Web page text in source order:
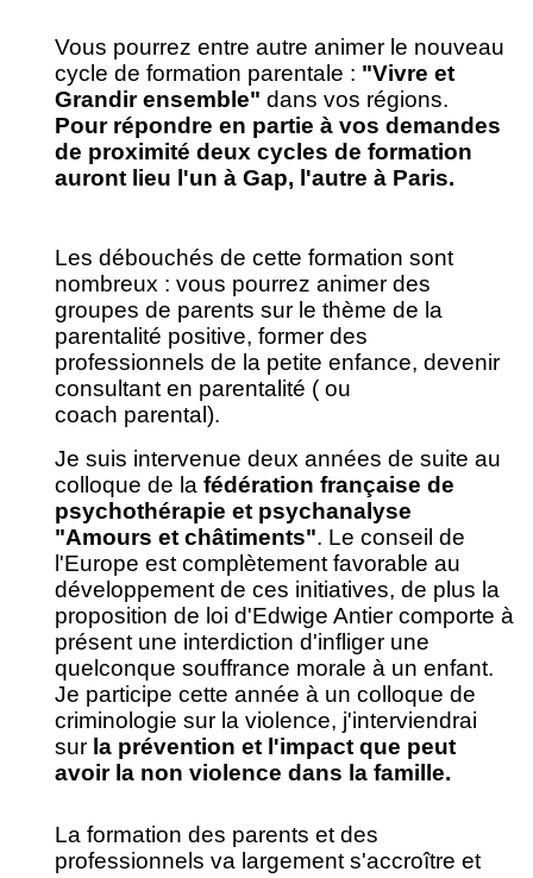
Vous pourrez entre autre animer le nouveau
cycle de formation parentale : "Vivre et
Grandir ensemble" dans vos régions.
Pour répondre en partie à vos demandes
de proximité deux cycles de formation
auront lieu l'un à Gap, l'autre à Paris.
Les débouchés de cette formation sont
nombreux : vous pourrez animer des
groupes de parents sur le thème de la
parentalité positive, former des
professionnels de la petite enfance, devenir
consultant en parentalité ( ou
coach parental ).
Je suis intervenue deux années de suite au
colloque de la fédération française de
psychothérapie et psychanalyse
"Amours et châtiments". Le conseil de
l'Europe est complètement favorable au
développement de ces initiatives, de plus la
proposition de loi d'Edwige Antier comporte à
présent une interdiction d'infliger une
quelconque souffrance morale à un enfant.
Je participe cette année à un colloque de
criminologie sur la violence, j'interviendrai
sur la prévention et l'impact que peut
avoir la non violence dans la famille.
La formation des parents et des
professionnels va largement s'accroître et